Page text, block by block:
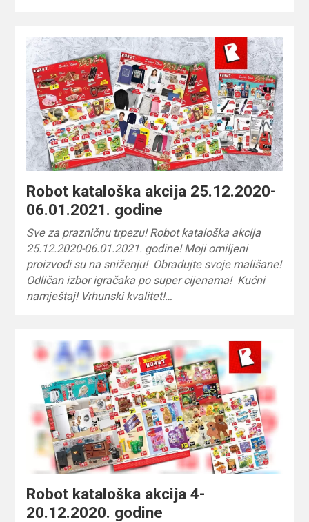
Robot kataloška akcija 25.12.2020-
06.01.2021. godine
Sve za prazničnu trpezu! Robot kataloška akcija
25.12.2020-06.01.2021. godine! Moji omiljeni
proizvodi su na sniženju! Obradujte svoje mališane!
Odličan izbor igračaka po super cijenama! Kućni
namještaj! Vrhunski kvalitet!…
Robot kataloška akcija 4-
20.12.2020. godine